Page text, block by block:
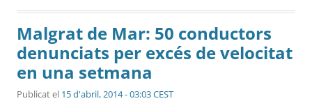
Malgrat de Mar: 50 conductors
denunciats per excés de velocitat
en una setmana
Publicat el 15 d'abril, 2014 - 03:03 CEST